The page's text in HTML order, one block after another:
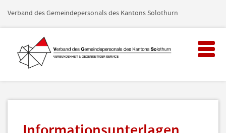
Verband des Gemeindepersonals des Kantons Solothurn
Toggle